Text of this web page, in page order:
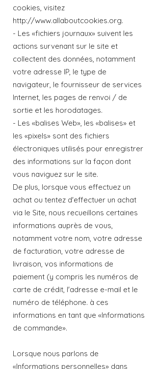
cookies, visitez
http://www.allaboutcookies.org.
- Les «fichiers journaux» suivent les
actions survenant sur le site et
collectent des données, notamment
votre adresse IP, le type de
navigateur, le fournisseur de services
Internet, les pages de renvoi / de
sortie et les horodatages.
- Les «balises Web», les «balises» et
les «pixels» sont des fichiers
électroniques utilisés pour enregistrer
des informations sur la façon dont
vous naviguez sur le site.
De plus, lorsque vous effectuez un
achat ou tentez d'effectuer un achat
via le Site, nous recueillons certaines
informations auprès de vous,
notamment votre nom, votre adresse
de facturation, votre adresse de
livraison, vos informations de
paiement (y compris les numéros de
carte de crédit, l'adresse e-mail et le
numéro de téléphone. à ces
informations en tant que «Informations
de commande».
Lorsque nous parlons de
«Informations personnelles» dans